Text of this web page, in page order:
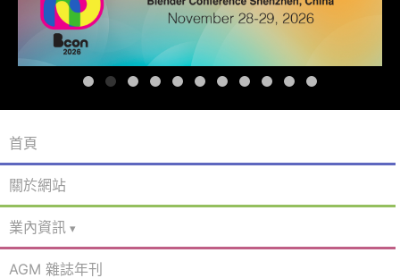
首頁
關於網站
業內資訊
AGM 雜誌年刊